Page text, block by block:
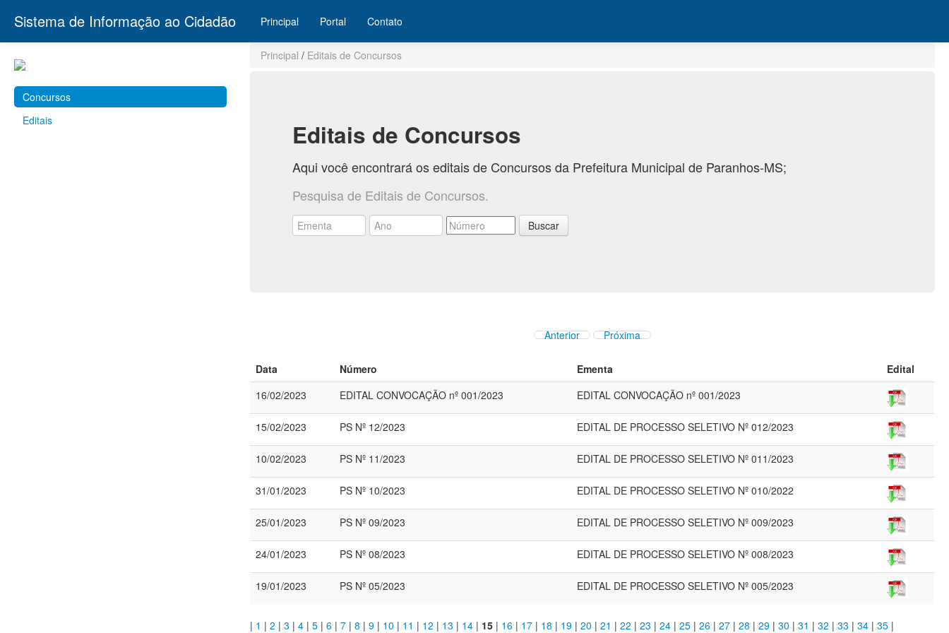
Sistema de Informação ao Cidadão Principal Portal Contato
Concursos
Editais
Principal / Editais de Concursos
Editais de Concursos
Aqui você encontrará os editais de Concursos da Prefeitura Municipal de Paranhos-MS;
Pesquisa de Editais de Concursos.
Buscar
Anterior Próxima
Data Número Ementa
Edital
16/02/2023
EDITAL CONVOCAÇÃO nº 001/2023 EDITAL CONVOCAÇÃO nº 001/2023
15/02/2023 PS Nº 12/2023 EDITAL DE PROCESSO SELETIVO Nº 012/2023
10/02/2023 PS Nº 11/2023 EDITAL DE PROCESSO SELETIVO Nº 011/2023
31/01/2023 PS Nº 10/2023 EDITAL DE PROCESSO SELETIVO Nº 010/2022
25/01/2023 PS Nº 09/2023 EDITAL DE PROCESSO SELETIVO Nº 009/2023
24/01/2023 PS Nº 08/2023 EDITAL DE PROCESSO SELETIVO Nº 008/2023
19/01/2023 PS Nº 05/2023 EDITAL DE PROCESSO SELETIVO Nº 005/2023
| 1 |2 |3 |4 |5 |6 |7 |8 |9 | 10 | 11 | 12 | 13 | 14 | 15 | 16 | 17 | 18 | 19 |20 |21 |22 |23 |24 |25 |26 |27 |28 |29 |30 |31 |32 |33 |34 |35 |